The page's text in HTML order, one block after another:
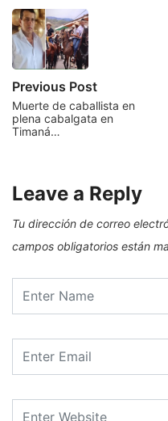
Previous Post
Muerte de caballista en
plena cabalgata en
Timaná…
Leave a Reply
Tu dirección de correo
campos obligatorios están